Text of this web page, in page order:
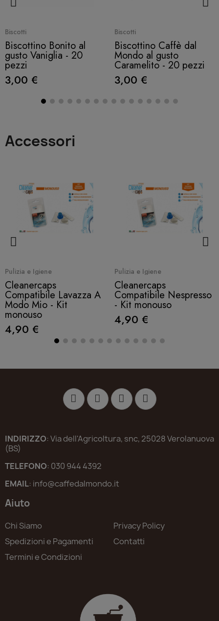
Biscotti
Biscottino Bonito al
gusto Vaniglia - 20
pezzi
3,00 €
Biscotti
Biscottino Caffè dal
Mondo al gusto
Caramelito - 20 pezzi
3,00 €
Accessori
Quick View
Pulizia e Igiene
Cleanercaps
Compatibile Lavazza A
Modo Mio - Kit
monouso
4,90 €
Quick View
Pulizia e Igiene
Cleanercaps
Compatibile Nespresso
- Kit monouso
4,90 €
INDIRIZZO: Via dell'Agricoltura, snc, 25028 Verolanuova
(BS)
TELEFONO: 030 944 4392
EMAIL: info@caffedalmondo.it
Aiuto
Chi Siamo
Spedizioni e Pagamenti
Termini e Condizioni
Privacy Policy
Contatti